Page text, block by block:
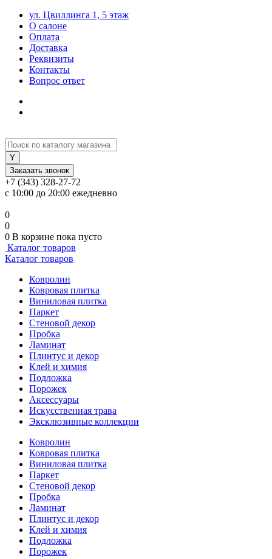
ул. Цвиллинга 1, 5 этаж
О салоне
Оплата
Доставка
Реквизиты
Контакты
Вопрос ответ
Заказать звонок
+7 (343) 328-27-72
с 10:00 до 20:00 ежедневно
0
0
0 В корзине пока пусто
Каталог товаров
Каталог товаров
Ковролин
Ковровая плитка
Виниловая плитка
Паркет
Стеновой декор
Пробка
Ламинат
Плинтус и декор
Клей и химия
Подложка
Порожек
Аксессуары
Искусственная трава
Эксклюзивные коллекции
Ковролин
Ковровая плитка
Виниловая плитка
Паркет
Стеновой декор
Пробка
Ламинат
Плинтус и декор
Клей и химия
Подложка
Порожек